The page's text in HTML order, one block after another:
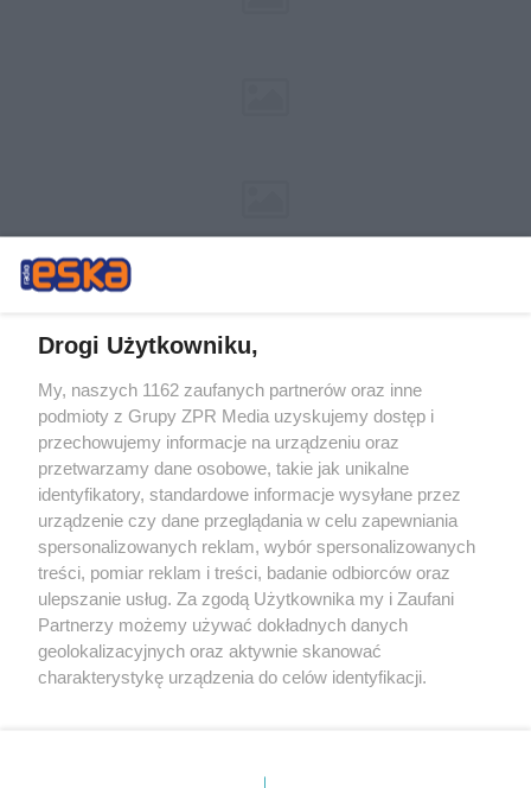
Żaden utwór zamieszczony w serwisie nie może być powielany i
rozpowszechniany lub dalej rozpowszechniany w jakikolwiek sposób (w
tym także elektroniczny lub mechaniczny) na jakimkolwiek polu
eksploatacji w jakiejkolwiek formie, włącznie z umieszczaniem w
Internecie bez pisemnej zgody właściciela praw. Jakiekolwiek użycie lub
wykorzystanie utworów w całości lub w części z naruszeniem prawa,
tzn. bez właściwej zgody, jest zabronione pod groźbą kary i może być
ścigane prawnie.
Drogi Użytkowniku,
My, naszych 1162 zaufanych partnerów oraz inne
podmioty z Grupy ZPR Media uzyskujemy dostęp i
przechowujemy informacje na urządzeniu oraz
przetwarzamy dane osobowe, takie jak unikalne
identyfikatory, standardowe informacje wysyłane przez
urządzenie czy dane przeglądania w celu zapewniania
spersonalizowanych reklam, wybór spersonalizowanych
treści, pomiar reklam i treści, badanie odbiorców oraz
ulepszanie usług. Za zgodą Użytkownika my i Zaufani
Partnerzy możemy używać dokładnych danych
geolokalizacyjnych oraz aktywnie skanować
charakterystykę urządzenia do celów identyfikacji.
zmienić/wycofać klikając przycisk ustawień prywatności